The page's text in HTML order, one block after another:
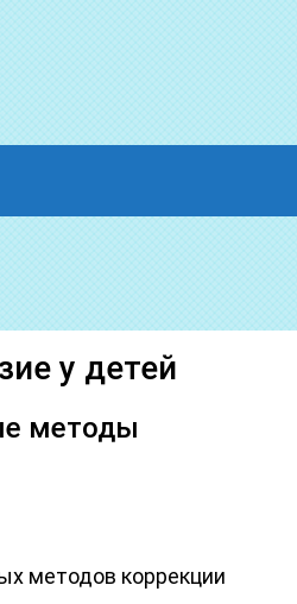
у детей
методы
методов коррекции